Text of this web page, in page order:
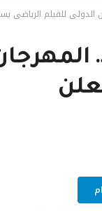
للفيلم الرياضي